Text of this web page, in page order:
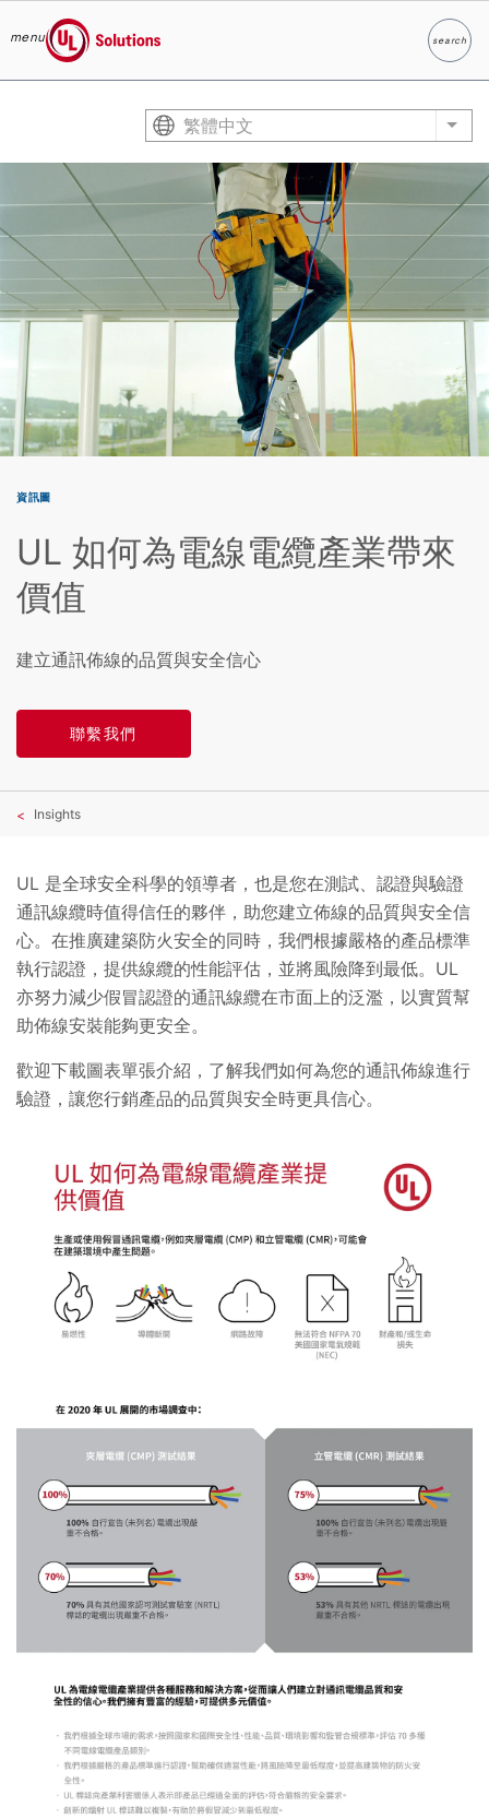
menu
UL Solutions
searchSearch
繁體中文 List
資訊圖
UL 如何為電線電纜產業帶來
價值
建立通訊佈線的品質與安全信心
聯繫我們
Insights
UL 是全球安全科學的領導者，也是您在測試、認證與驗證
通訊線纜時值得信任的夥伴，助您建立佈線的品質與安全信
心。在推廣建築防火安全的同時，我們根據嚴格的產品標準
執行認證，提供線纜的性能評估，並將風險降到最低。UL
亦努力減少假冒認證的通訊線纜在市面上的泛濫，以實質幫
助佈線安裝能夠更安全。
歡迎下載圖表單張介紹，了解我們如何為您的通訊佈線進行
驗證，讓您行銷產品的品質與安全時更具信心。